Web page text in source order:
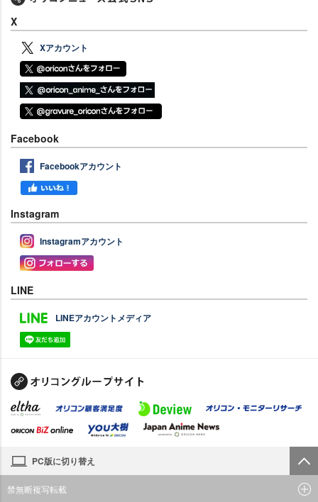
X
Xアカウント
Facebook
Facebookアカウント
Instagram
Instagramアカウント
LINE
LINEアカウントメディア
PC版に切り替え
禁無断複写転載